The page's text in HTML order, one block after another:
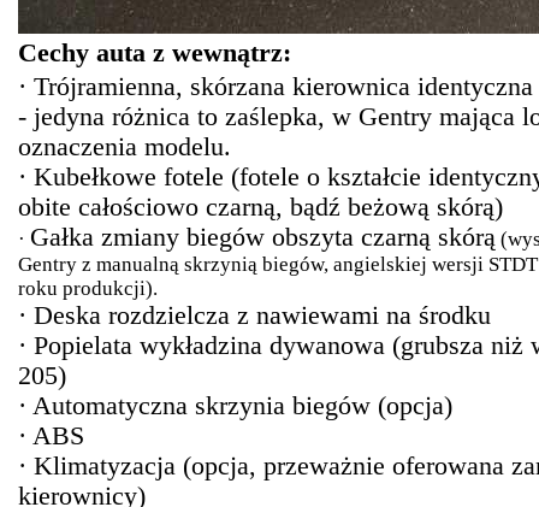
Cechy auta z wewnątrz:
· Trójramienna, skórzana kierownica
- jedyna różnica to zaślepka, w Gentry mająca
oznaczenia modelu.
· Kubełkowe fotele (fotele o kształcie
obite całościowo czarną, bądź beżową skórą)
· Gałka zmiany biegów obszyta czarną skórą
Gentry z manualną skrzynią biegów, angielskiej wersji
roku produkcji).
· Deska rozdzielcza z nawiewami na środku
· Popielata wykładzina dywanowa (grubsza niż
205)
· Automatyczna skrzynia biegów (opcja)
· ABS
· Klimatyzacja (opcja, przeważnie oferowana
kierownicy)